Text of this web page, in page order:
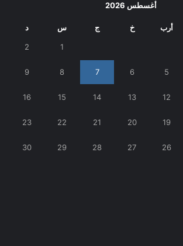
أغسطس 2026
أرب خ ج س د
1
2
5
6
7
8
9
12
13
14
15
16
19
20
21
22
23
26
27
28
29
30